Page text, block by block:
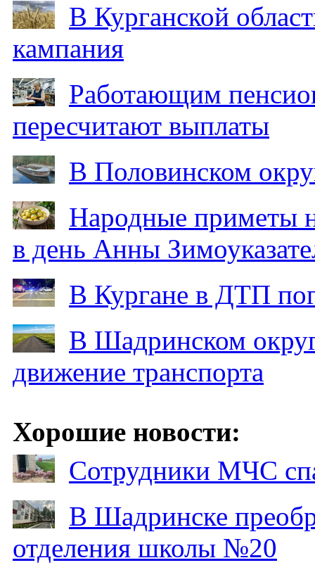
В Курганской
кампания
Работающим
пересчитают выплаты
В Половинском
Народные приметы
в день Анны
В Кургане в ДТП
В Шадринском
движение транспорта
Хорошие новости:
Сотрудники МЧС
В Шадринске
отделения школы №20